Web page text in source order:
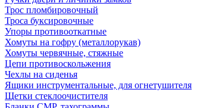
Трос пломбировочный
Троса буксировочные
Упоры противооткатные
Хомуты на гофру (металлорукав)
Хомуты червячные, стяжные
Цепи противоскольжения
Чехлы на сиденья
Ящики инструментальные, для огнетушителя
Щетки стеклоочистителя